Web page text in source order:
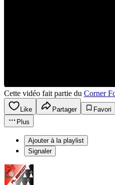
Cette vidéo fait partie du Corner
Like Partager
Favori
Plus
Ajouter à la playlist
Signaler